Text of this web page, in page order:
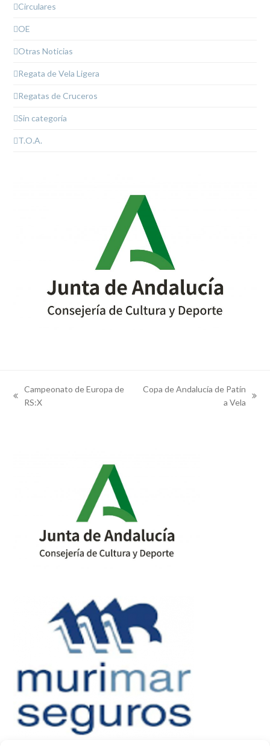
Circulares
OE
Otras Noticias
Regata de Vela Ligera
Regatas de Cruceros
Sin categoría
T.O.A.
previous
Campeonato de Europa de
RS:X
Copa de Andalucía de Patín
a Vela